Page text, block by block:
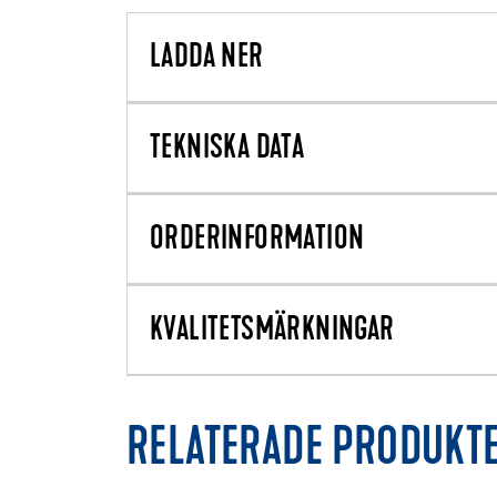
LADDA NER
TEKNISKA DATA
ORDERINFORMATION
KVALITETSMÄRKNINGAR
RELATERADE